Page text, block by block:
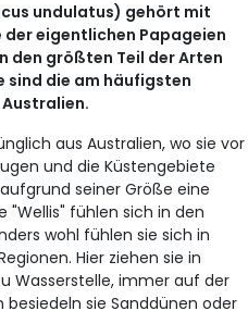
undulatus) gehört mit
eigentlichen Papageien
den größten Teil der Arten
sind die am häufigsten
aus Australien, wo sie vor
und die Küstengebiete
seiner Größe eine
"Wellis" fühlen sich in den
wohl fühlen sie sich in
Hier ziehen sie in
Wasserstelle, immer auf der
sie Sanddünen oder